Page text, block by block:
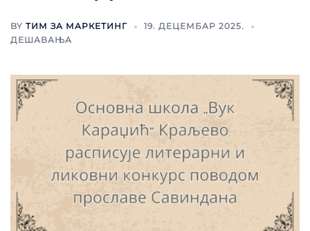
BY ТИМ ЗА МАРКЕТИНГ
19. ДЕЦЕМБАР 2025.
ДЕШАВАЊА